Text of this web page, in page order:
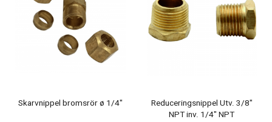
Skarvnippel bromsrör ø 1/4"
Reduceringsnippel Utv. 3/8"
NPT inv. 1/4" NPT